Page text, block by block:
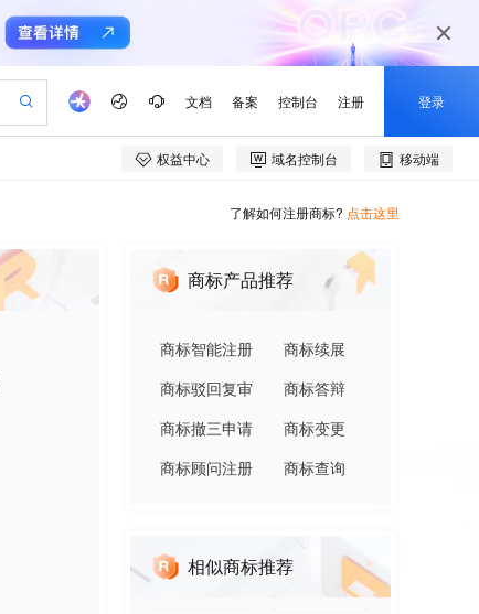
了解如何注册商标? 点击这里
商标产品推荐
商标智能注册
商标续展
商标驳回复审
商标答辩
商标撤三申请
商标变更
商标顾问注册
商标查询
相似商标推荐